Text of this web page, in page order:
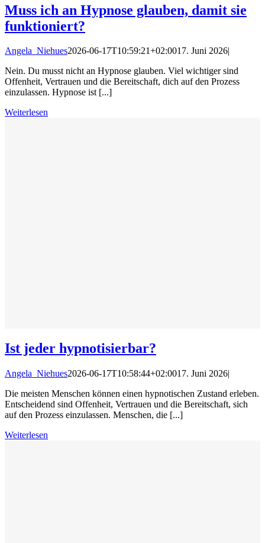
Muss ich an Hypnose glauben, damit sie
funktioniert?
Angela_Niehues2026-06-17T10:59:21+02:0017. Juni 2026|
Nein. Du musst nicht an Hypnose glauben. Viel wichtiger sind
Offenheit, Vertrauen und die Bereitschaft, dich auf den Prozess
einzulassen. Hypnose ist [...]
Weiterlesen
Ist jeder hypnotisierbar?
Angela_Niehues2026-06-17T10:58:44+02:0017. Juni 2026|
Die meisten Menschen können einen hypnotischen Zustand erleben.
Entscheidend sind Offenheit, Vertrauen und die Bereitschaft, sich
auf den Prozess einzulassen. Menschen, die [...]
Weiterlesen